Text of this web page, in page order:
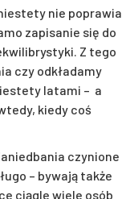
nie poprawia
zapisanie się do
Z tego
czy odkładamy
latami – a
kiedy coś
czynione
– bywają także
ciągle wiele osób